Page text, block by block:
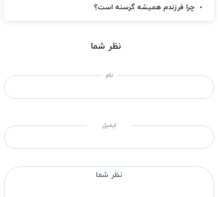
چرا فرزندم همیشه گرسنه است؟
نظر شما
نام
ایمیل